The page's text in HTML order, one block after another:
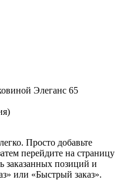
Элеганс 65
Просто добавьте
перейдите на страницу
заказанных позиций и
или «Быстрый заказ».